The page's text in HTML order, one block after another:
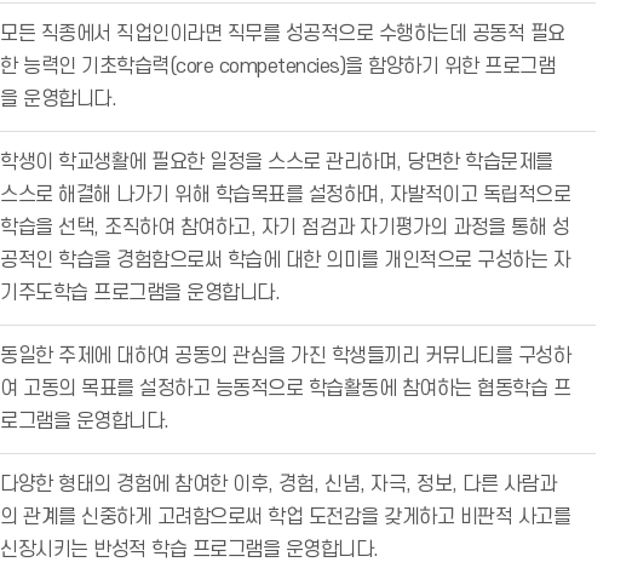
모든 직종에서 직업인이라면 직무를 성공적으로 수행하는데 공동적 필요
한 능력인 기초학습력(core competencies)을 함양하기 위한 프로그램
을 운영합니다.
학생이 학교생활에 필요한 일정을 스스로 관리하며, 당면한 학습문제를
스스로 해결해 나가기 위해 학습목표를 설정하며, 자발적이고 독립적으로
학습을 선택, 조직하여 참여하고, 자기 점검과 자기평가의 과정을 통해 성
공적인 학습을 경험함으로써 학습에 대한 의미를 개인적으로 구성하는 자
기주도학습 프로그램을 운영합니다.
동일한 주제에 대하여 공동의 관심을 가진 학생들끼리 커뮤니티를 구성하
여 고동의 목표를 설정하고 능동적으로 학습활동에 참여하는 협동학습 프
로그램을 운영합니다.
다양한 형태의 경험에 참여한 이후, 경험, 신념, 자극, 정보, 다른 사람과
의 관계를 신중하게 고려함으로써 학업 도전감을 갖게하고 비판적 사고를
신장시키는 반성적 학습 프로그램을 운영합니다.